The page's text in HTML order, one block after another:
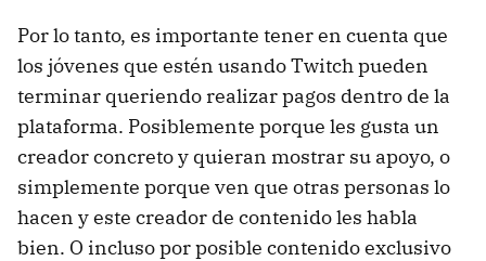
Por lo tanto, es importante tener en cuenta que
los jóvenes que estén usando Twitch pueden
terminar queriendo realizar pagos dentro de la
plataforma. Posiblemente porque les gusta un
creador concreto y quieran mostrar su apoyo, o
simplemente porque ven que otras personas lo
hacen y este creador de contenido les habla
bien. O incluso por posible contenido exclusivo